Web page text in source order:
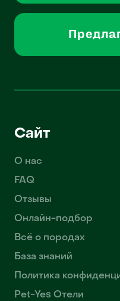
Сайт
О нас
FAQ
Отзывы
Онлайн-подбор
Всё о породах
База знаний
Политика
Pet-Yes Отели